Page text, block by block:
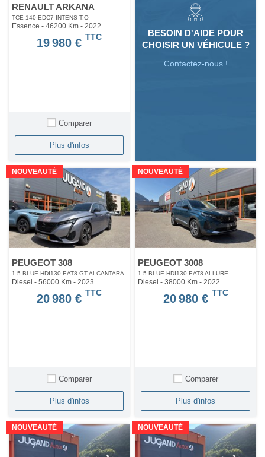
RENAULT ARKANA
TCE 140 EDC7 INTENS T.O
Essence - 46200 Km - 2022
19 980 € TTC
Comparer
Plus d'infos
BESOIN D'AIDE POUR
CHOISIR UN VÉHICULE ?
Contactez-nous !
NOUVEAUTÉ
PEUGEOT 308
1.5 BLUE HDI130 EAT8 GT ALCANTARA
Diesel - 56000 Km - 2023
20 980 € TTC
Comparer
Plus d'infos
NOUVEAUTÉ
PEUGEOT 3008
1.5 BLUE HDI130 EAT8 ALLURE
Diesel - 38000 Km- 2022
20 980 € TTC
Comparer
Plus d'infos
NOUVEAUTÉ NOUVEAUTÉ